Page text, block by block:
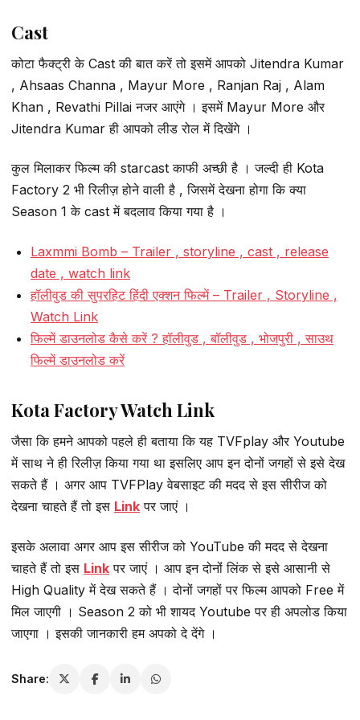
Cast
कोटा फैक्ट्री के Cast की बात करें तो इसमें आपको Jitendra Kumar
, Ahsaas Channa , Mayur More , Ranjan Raj , Alam
Khan , Revathi Pillai नजर आएंगे । इसमें Mayur More और
Jitendra Kumar ही आपको लीड रोल में दिखेंगे ।
कुल मिलाकर फिल्म की starcast काफी अच्छी है । जल्दी ही Kota
Factory 2 भी रिलीज़ होने वाली है , जिसमें देखना होगा कि क्या
Season 1 के cast में बदलाव किया गया है ।
Laxmmi Bomb – Trailer , storyline , cast , release
date , watch link
हॉलीवुड की सुपरहिट हिंदी एक्शन फिल्में – Trailer , Storyline ,
Watch Link
फिल्में डाउनलोड कैसे करें ? हॉलीवुड , बॉलीवुड , भोजपुरी , साउथ
फिल्में डाउनलोड करें
Kota Factory Watch Link
जैसा कि हमने आपको पहले ही बताया कि यह TVFplay और Youtube
में साथ ने ही रिलीज़ किया गया था इसलिए आप इन दोनों जगहों से इसे देख
सकते हैं । अगर आप TVFPlay वेबसाइट की मदद से इस सीरीज को
देखना चाहते हैं तो इस Link पर जाएं ।
इसके अलावा अगर आप इस सीरीज को YouTube की मदद से देखना
चाहते हैं तो इस Link पर जाएं । आप इन दोनोंं लिंक से इसे आसानी से
High Quality में देख सकते हैं । दोनों जगहों पर फिल्म आपको Free में
मिल जाएगी । Season 2 को भी शायद Youtube पर ही अपलोड किया
जाएगा । इसकी जानकारी हम अपको दे देंगे ।
Share: